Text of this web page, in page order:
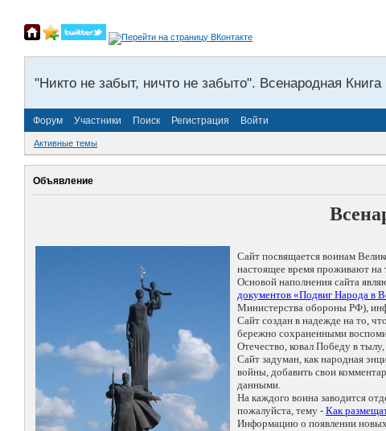
"Никто не забыт, ничто не забыто". Всенародная
Форум Участники Поиск Регистрация Войти
Активные темы
Объявление
Сайт посвящается воинам
настоящее время проживают на
Основой наполнения сайта
документов «Подвиг Народа в
Министерства обороны РФ),
Сайт создан в надежде на то,
бережно сохраненными
Отечество, ковал Победу в
Сайт задуман, как народная
войны, добавить свои
данными.
На каждого воина заводится
пожалуйста, тему - Как
Информацию о появлении новых